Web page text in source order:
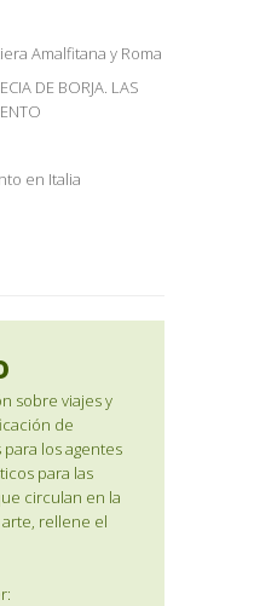
Amalfitana y Roma
DE BORJA. LAS
en Italia
sobre viajes y
de
los agentes
para las
circulan en la
rellene el